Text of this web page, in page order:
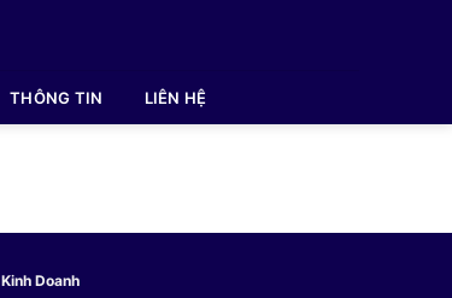
THÔNG TIN LIÊN HỆ
Kinh Doanh